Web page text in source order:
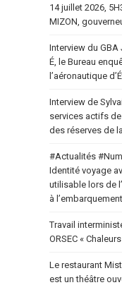
14 juillet 2026,
MIZON,
Interview du GBA
É, le Bureau
l’aéronautique
Interview de
services actifs
des réserves de
#Actualités
Identité voyage
utilisable lors de
à
Travail
ORSEC «
Le restaurant
est un théâtre